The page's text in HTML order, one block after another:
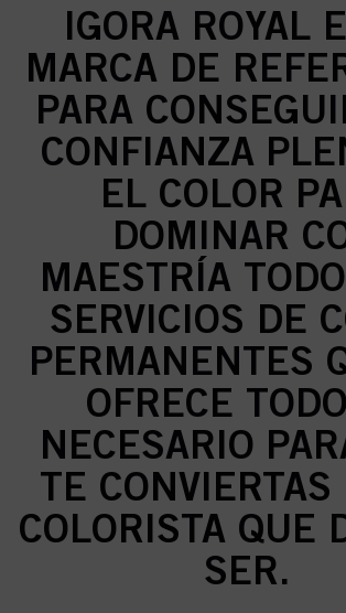
IGORA ROYAL
MARCA DE
PARA
CONFIANZA
EL COLOR
DOMINAR
MAESTRÍA
SERVICIOS DE
PERMANENTES
OFRECE
NECESARIO
TE
COLORISTA QUE
SER.